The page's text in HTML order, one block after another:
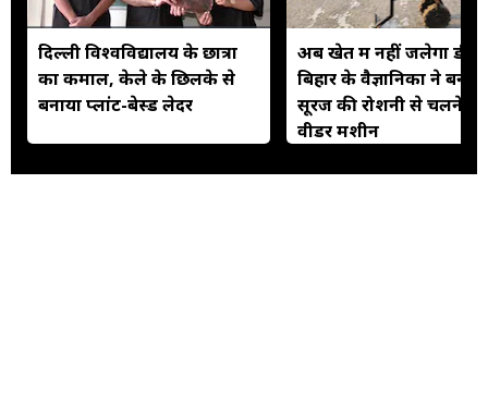
दिल्ली विश्वविद्यालय के छात्रों
का कमाल, केले के छिलके से
बनाया प्लांट-बेस्ड लेदर
अब खेत में नहीं जलेगा
बिहार के वैज्ञानिकों ने बनाई
सूरज की रोशनी से चलने
वीडर मशीन